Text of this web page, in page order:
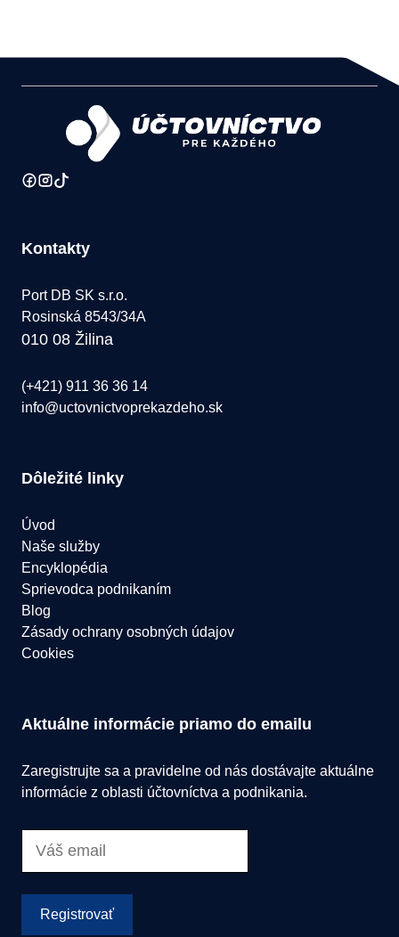
Kontakty
Port DB SK s.r.o.
Rosinská 8543/34A
010 08 Žilina
(+421) 911 36 36 14
info@uctovnictvoprekazdeho.sk
Dôležité linky
Úvod
Naše služby
Encyklopédia
Sprievodca podnikaním
Blog
Zásady ochrany osobných údajov
Cookies
Aktuálne informácie priamo do emailu
Zaregistrujte sa a pravidelne od nás dostávajte aktuálne
informácie z oblasti účtovníctva a podnikania.
Registrovať